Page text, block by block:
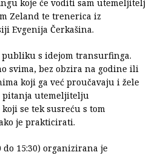
koje će voditi sam utemeljitelj
Zeland te trenerica iz
Evgenija Čerkašina.
s idejom transurfinga.
svima, bez obzira na godine ili
koji ga već proučavaju i žele
utemeljitelju
se tek susreću s tom
je prakticirati.
do 15:30) organizirana je